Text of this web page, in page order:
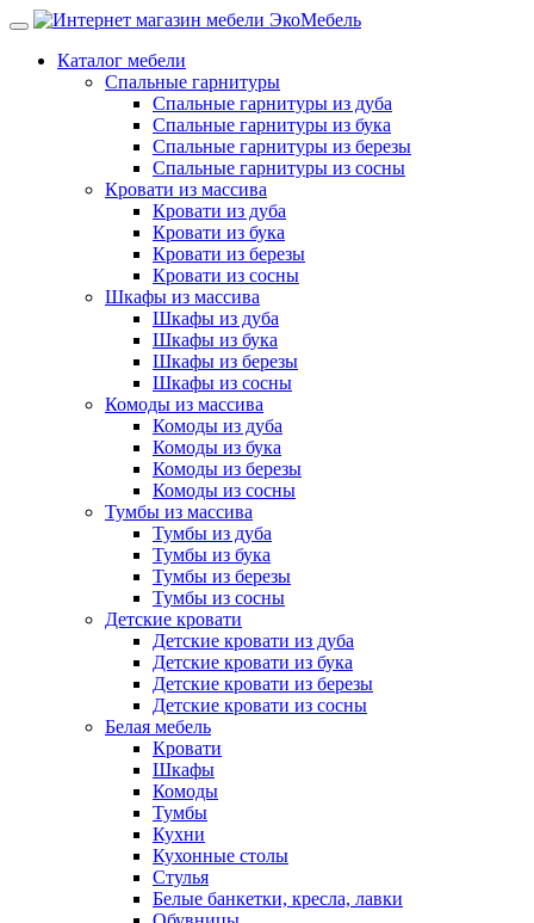
Каталог мебели
Спальные гарнитуры
Спальные гарнитуры из дуба
Спальные гарнитуры из бука
Спальные гарнитуры из березы
Спальные гарнитуры из сосны
Кровати из массива
Кровати из дуба
Кровати из бука
Кровати из березы
Кровати из сосны
Шкафы из массива
Шкафы из дуба
Шкафы из бука
Шкафы из березы
Шкафы из сосны
Комоды из массива
Комоды из дуба
Комоды из бука
Комоды из березы
Комоды из сосны
Тумбы из массива
Тумбы из дуба
Тумбы из бука
Тумбы из березы
Тумбы из сосны
Детские кровати
Детские кровати из дуба
Детские кровати из бука
Детские кровати из березы
Детские кровати из сосны
Белая мебель
Кровати
Шкафы
Комоды
Тумбы
Кухни
Кухонные столы
Стулья
Белые банкетки, кресла, лавки